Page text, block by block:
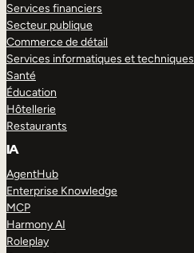
Services financiers
Secteur publique
Commerce de détail
Services informatiques et techniques
Santé
Éducation
Hôtellerie
Restaurants
IA
AgentHub
Enterprise Knowledge
MCP
Harmony AI
Roleplay